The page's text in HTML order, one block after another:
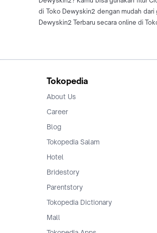
di Toko Dewyskin2 dengan mudah
Dewyskin2 Terbaru secara online di
Tokopedia
About Us
Career
Blog
Tokopedia Salam
Hotel
Bridestory
Parentstory
Tokopedia Dictionary
Mall